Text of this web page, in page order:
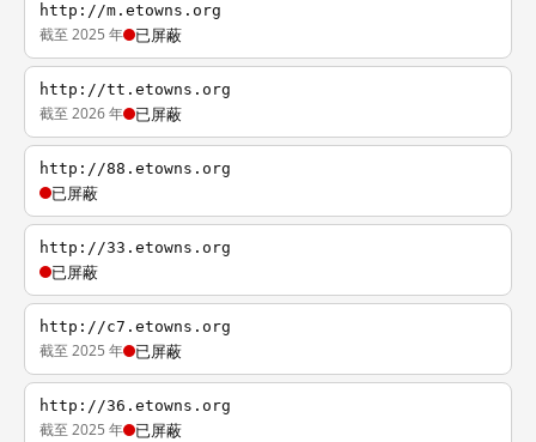
http://m.etowns.org
截至 2025 年 已屏蔽
http://tt.etowns.org
截至 2026 年 已屏蔽
http://88.etowns.org
已屏蔽
http://33.etowns.org
已屏蔽
http://c7.etowns.org
截至 2025 年 已屏蔽
http://36.etowns.org
截至 2025 年 已屏蔽